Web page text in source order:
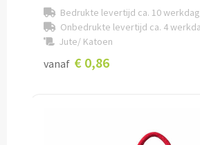
Audio
Bluetooth oordopjes bedrukken
Bluetooth hoofdtelefoons bedrukken
Bedrukte levertijd ca. 10
Onbedrukte levertijd ca. 4
Jute/ Katoen
vanaf € 0,86